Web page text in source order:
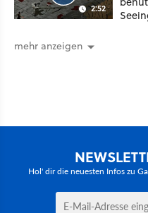
2:52
mehr anzeigen
Hol' dir die neuesten Infos zu